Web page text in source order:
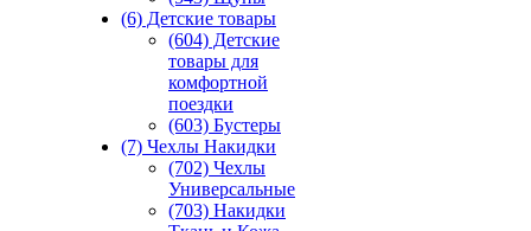
(6) Детские товары
(604) Детские
товары для
комфортной
поездки
(603) Бустеры
(7) Чехлы Накидки
(702) Чехлы
Универсальные
(703) Накидки